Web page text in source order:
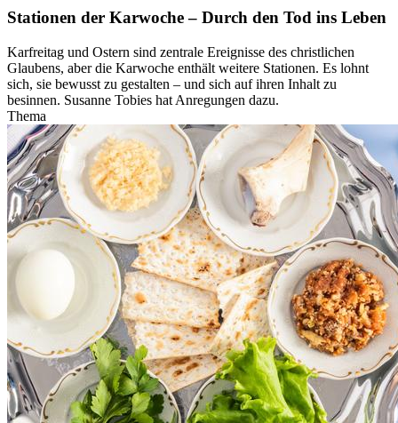
Stationen der Karwoche – Durch den Tod ins Leben
Karfreitag und Ostern sind zentrale Ereignisse des christlichen
Glaubens, aber die Karwoche enthält weitere Stationen. Es lohnt
sich, sie bewusst zu gestalten – und sich auf ihren Inhalt zu
besinnen. Susanne Tobies hat Anregungen dazu.
Thema